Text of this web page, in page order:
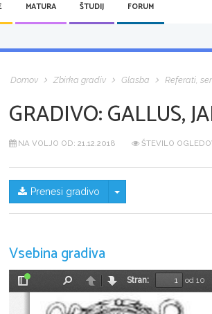
MATURA ŠTUDIJ FORUM
Domov Zbirka gradiv Glasba Referati,
GRADIVO:GALLUS,
NA VOLJO OD: 21.12.2018 ŠTEVILO
Prenesi gradivo Skrij/prikaži meni
Vsebina gradiva
Preklopi
vrstico
NazajNaprej
Stran:
od 10